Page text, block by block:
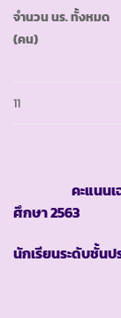
จำนวน นร. ทั้งหมด
(คน)
11
คะแนนเฉลี่ย
ศึกษา 2563
นักเรียนระดับชั้น